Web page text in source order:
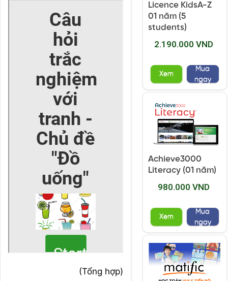
(Tổng hợp)
Licence KidsA-Z
01 năm (5
students)
2.190.000 VND
Xem
Mua
ngay
Achieve3000
Literacy (01 năm)
980.000 VND
Xem
Mua
ngay